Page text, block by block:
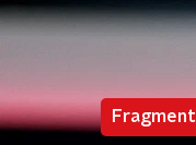
Fragment